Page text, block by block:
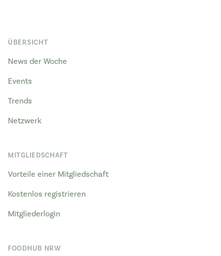
ÜBERSICHT
News der Woche
Events
Trends
Netzwerk
MITGLIEDSCHAFT
Vorteile einer Mitgliedschaft
Kostenlos registrieren
Mitgliederlogin
FOODHUB NRW